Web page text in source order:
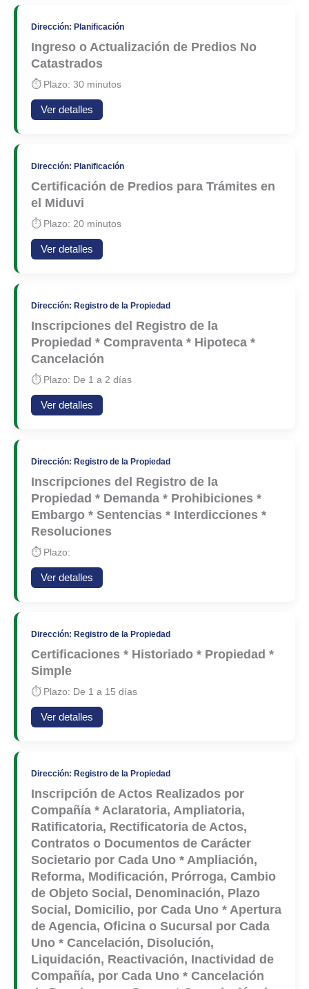
Dirección: Planificación
Ingreso o Actualización de Predios No
Catastrados
⏱ Plazo: 30 minutos
Ver detalles
Dirección: Planificación
Certificación de Predios para Trámites en
el Miduvi
⏱ Plazo: 20 minutos
Ver detalles
Dirección: Registro de la Propiedad
Inscripciones del Registro de la
Propiedad * Compraventa * Hipoteca *
Cancelación
⏱ Plazo: De 1 a 2 días
Ver detalles
Dirección: Registro de la Propiedad
Inscripciones del Registro de la
Propiedad * Demanda * Prohibiciones *
Embargo * Sentencias * Interdicciones *
Resoluciones
⏱ Plazo:
Ver detalles
Dirección: Registro de la Propiedad
Certificaciones * Historiado * Propiedad *
Simple
⏱ Plazo: De 1 a 15 días
Ver detalles
Dirección: Registro de la Propiedad
Inscripción de Actos Realizados por
Compañía * Aclaratoria, Ampliatoria,
Ratificatoria, Rectificatoria de Actos,
Contratos o Documentos de Carácter
Societario por Cada Uno * Ampliación,
Reforma, Modificación, Prórroga, Cambio
de Objeto Social, Denominación, Plazo
Social, Domicilio, por Cada Uno * Apertura
de Agencia, Oficina o Sucursal por Cada
Uno * Cancelación, Disolución,
Liquidación, Reactivación, Inactividad de
Compañía, por Cada Uno * Cancelación